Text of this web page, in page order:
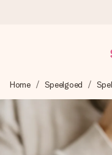
We maken jouw
razendsnel onderweg
het juiste moment,
Home Speelgoed